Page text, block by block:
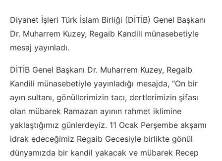
Diyanet İşleri Türk İslam Birliği (DİTİB) Genel Başkanı
Dr. Muharrem Kuzey, Regaib Kandili münasebetiyle
mesaj yayınladı.
DİTİB Genel Başkanı Dr. Muharrem Kuzey, Regaib
Kandili münasebetiyle yayınladığı mesajda, “On bir
ayın sultanı, gönüllerimizin tacı, dertlerimizin şifası
olan mübarek Ramazan ayının rahmet iklimine
yaklaştığımız günlerdeyiz. 11 Ocak Perşembe akşamı
idrak edeceğimiz Regaib Gecesiyle birlikte gönül
dünyamızda bir kandil yakacak ve mübarek Recep